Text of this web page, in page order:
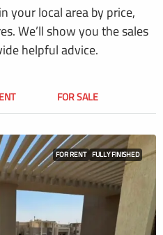
your local area by price,
We’ll show you the sales
helpful advice.
FOR SALE
FOR RENT FULLY FINISHED